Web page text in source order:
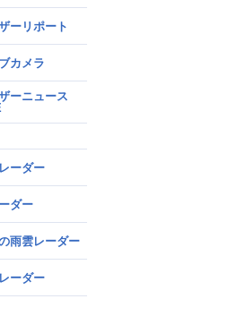
ーリポート
カメラ
ーニュース
ーダー
ダー
雨雲レーダー
ーダー